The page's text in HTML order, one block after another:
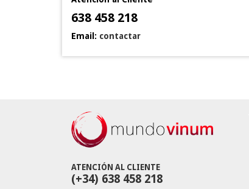
638 458 218
Email: contactar
ATENCIÓN AL CLIENTE
(+34) 638 458 218